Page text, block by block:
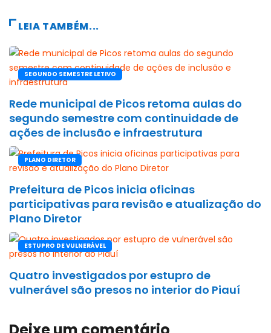
LEIA TAMBÉM...
SEGUNDO SEMESTRE LETIVO
Rede municipal de Picos retoma aulas do
segundo semestre com continuidade de
ações de inclusão e infraestrutura
PLANO DIRETOR
Prefeitura de Picos inicia oficinas
participativas para revisão e atualização do
Plano Diretor
ESTUPRO DE VULNERÁVEL
Quatro investigados por estupro de
vulnerável são presos no interior do Piauí